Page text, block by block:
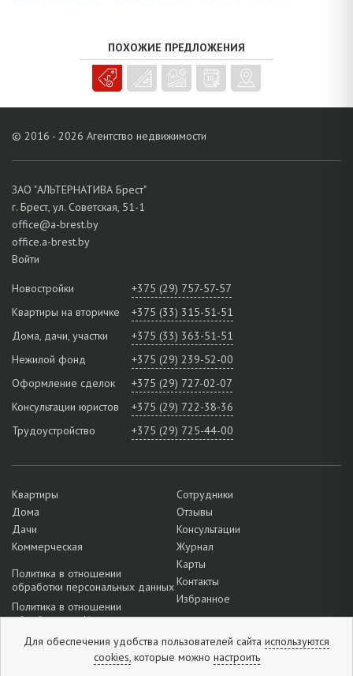
ПОХОЖИЕ ПРЕДЛОЖЕНИЯ
© 2016 - 2026 Агентство недвижимости
ЗАО "АЛЬТЕРНАТИВА Брест"
г. Брест, ул. Советская, 51-1
office@a-brest.by
office.a-brest.by
Войти
Новостройки
+375 (29) 757-57-57
Квартиры на вторичке
+375 (33) 315-51-51
Дома, дачи, участки
+375 (33) 363-51-51
Нежилой фонд
+375 (29) 239-52-00
Оформление сделок
+375 (29) 727-02-07
Консультации юристов
+375 (29) 722-38-36
Трудоустройство
+375 (29) 725-44-00
Квартиры
Дома
Дачи
Коммерческая
Политика в отношении
обработки персональных данных
Политика в отношении
обработки cookie
Подробнее о настройках файлов
Сотрудники
Отзывы
Консультации
Журнал
Карты
Контакты
Избранное
Для обеспечения удобства пользователей сайта используются
cookies,которые можно настроить